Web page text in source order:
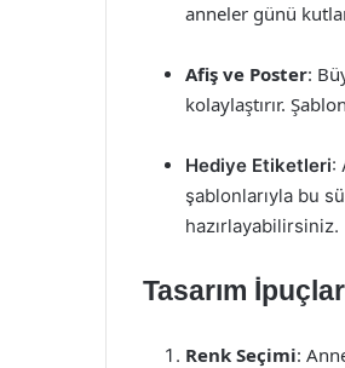
anneler günü
Afiş ve Poster:
kolaylaştırır.
Hediye Etiketleri:
şablonlarıyla bu
hazırlayabilirsiniz.
Tasarım
Renk Seçimi: